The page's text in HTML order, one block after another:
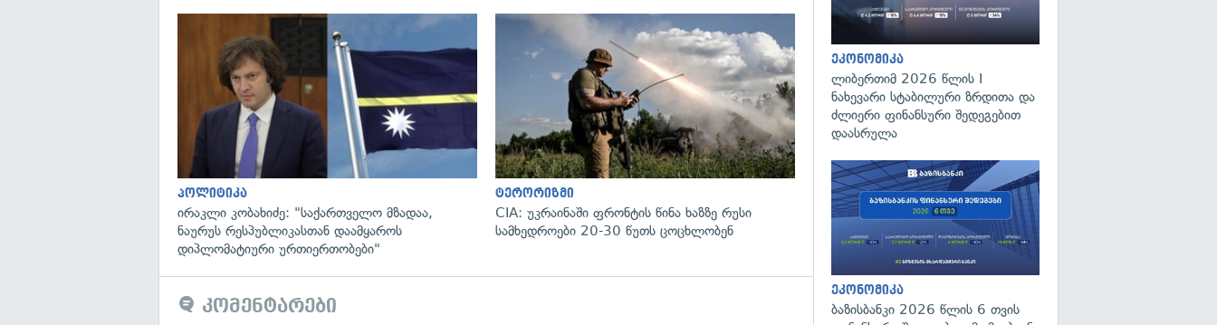
პოლიტიკა
ირაკლი კობახიძე: "საქართველო მზადაა,
ნაურუს რესპუბლიკასთან დაამყაროს
დიპლომატიური ურთიერთობები"
ტერორიზმი
CIA: უკრაინაში ფრონტის წინა ხაზზე რუსი
სამხედროები 20-30 წუთს ცოცხლობენ
კომენტარები
ეკონომიკა
ლიბერთიმ 2026 წლის I
ნახევარი სტაბილური ზრდითა და
ძლიერი ფინანსური შედეგებით
დაასრულა
ეკონომიკა
ბაზისბანკი 2026 წლის 6 თვის